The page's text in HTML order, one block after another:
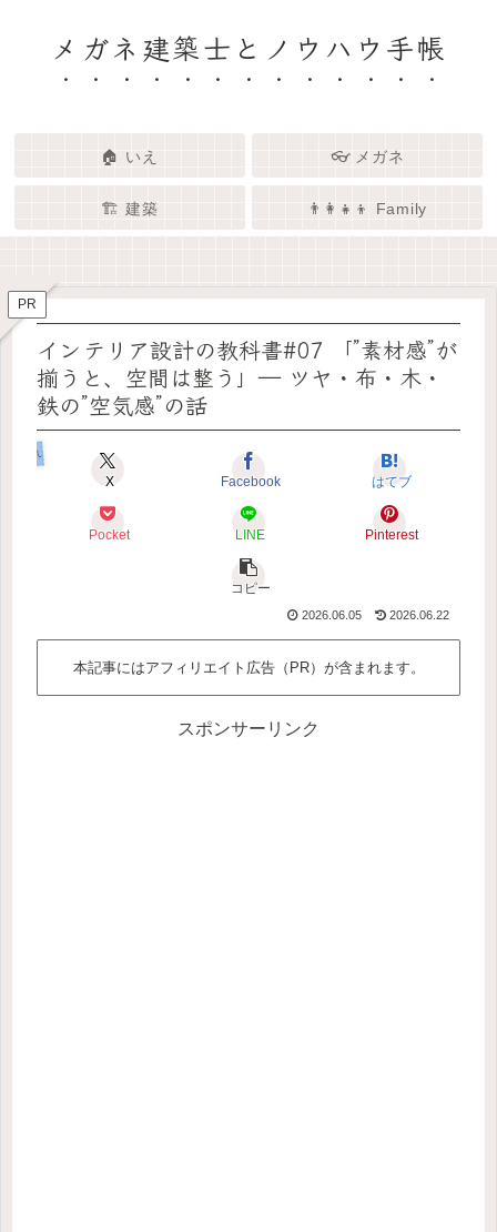
メガネ建築士とノウハウ手帳
🏠 いえ 👓 メガネ
🏗️ 建築 👨‍👩‍👧‍👦 Family
🏠✨ 建築士と考える「いい家」
👓✨ メガネの奥にある「わたし
🏗️✨ 建築 × エンタメで、暮らし
👨‍👩‍👧🌿 Family – 暮らしを育て
PR
インテリア設計の教科書#07 「”素材感”が
揃うと、空間は整う」― ツヤ・布・木・
鉄の”空気感”の話
いえのコダワリ
X Facebook はてブ
Pocket LINE Pinterest
コピー
2026.06.05 2026.06.22
本記事にはアフィリエイト広告（PR）が含まれます。
スポンサーリンク